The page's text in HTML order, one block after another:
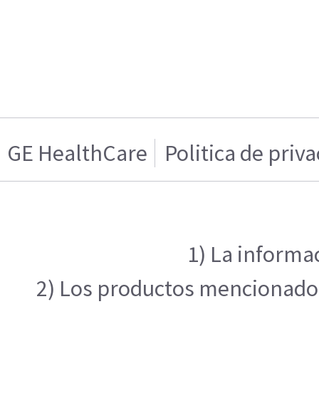
GE HealthCare Politica de
1) La
2) Los productos